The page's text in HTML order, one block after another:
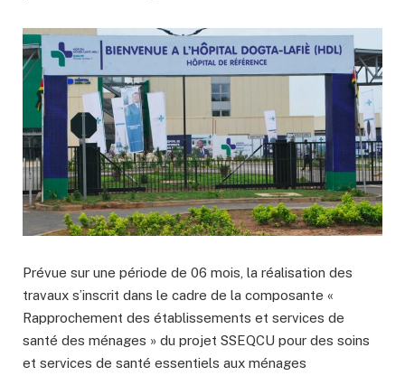
Prévue sur une période de 06 mois, la réalisation des
travaux s’inscrit dans le cadre de la composante «
Rapprochement des établissements et services de
santé des ménages » du projet SSEQCU pour des soins
et services de santé essentiels aux ménages